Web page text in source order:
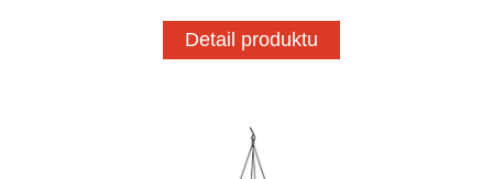
Detail produktu